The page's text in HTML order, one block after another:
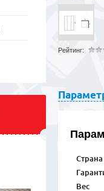
Рейтинг:
Страна
Вес